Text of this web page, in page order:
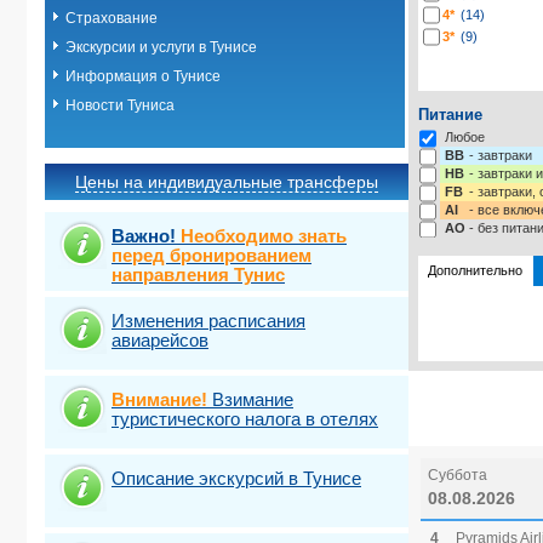
Страхование
Экскурсии и услуги в Тунисе
Информация о Тунисе
Новости Туниса
Цены на индивидуальные трансферы
Важно! Необходимо знать
перед бронированием
направления Тунис
Изменения расписания
авиарейсов
Внимание! Взимание
туристического налога в отелях
Описание экскурсий в Тунисе
4* (14)
3* (9)
Питание
Любое
BB - завтраки
HB - завтраки
FB -
AI
- все
AO - без
Дополнительно
Суббота
08.08.2026
4 Pyramids